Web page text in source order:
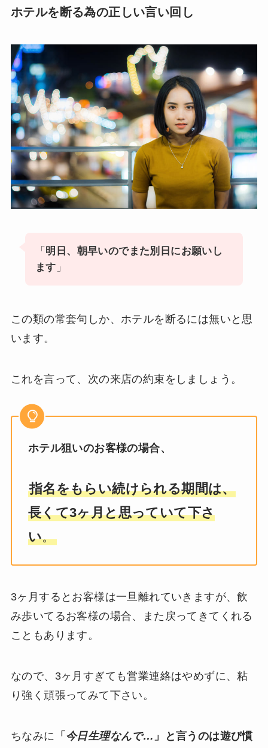
ホテルを断る為の正しい言い回し
「 明日、朝早いのでまた別日にお願いし
ます 」
この類の常套句しか、ホテルを断るには無いと思
います。
これを言って、次の来店の約束をしましょう。
ホテル狙いのお客様の場合、
指名をもらい続けられる期間は、
長くて3ヶ月と思っていて下さ
い。
3ヶ月するとお客様は一旦離れていきますが、飲
み歩いてるお客様の場合、また戻ってきてくれる
こともあります。
なので、3ヶ月すぎても営業連絡はやめずに、粘
り強く頑張ってみて下さい。
ちなみに 「 今日生理なんで… 」と言うのは遊び慣